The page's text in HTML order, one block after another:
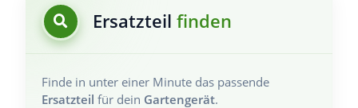
Ersatzteil finden
Finde in unter einer Minute das passende
Ersatzteil für dein Gartengerät.